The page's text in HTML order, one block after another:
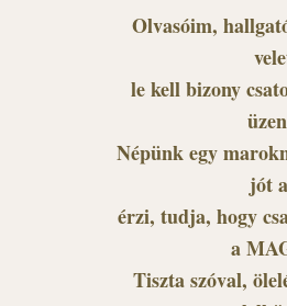
Olvasóim,
le kell bizony
Népünk egy
jót
érzi, tudja, hogy
a
Tiszta szóval,